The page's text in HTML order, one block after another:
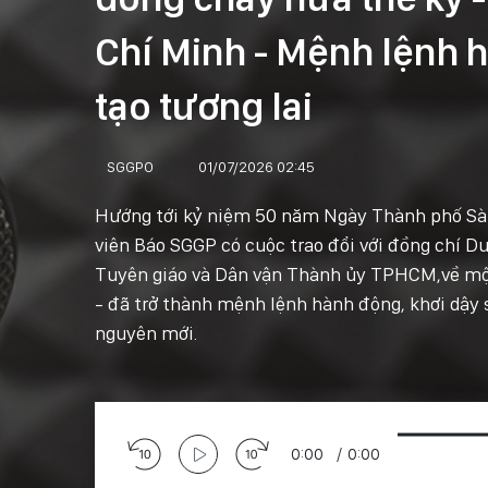
Chí Minh - Mệnh lệnh
tạo tương lai
SGGPO 01/07/2026 02:45
Hướng tới kỷ niệm 50 năm Ngày Thành phố
viên Báo SGGP có cuộc trao đổi với đồng chí
Tuyên giáo và Dân vận Thành ủy TPHCM,về
- đã trở thành mệnh lệnh hành động, khơi
nguyên mới.
0:00 / 0:00